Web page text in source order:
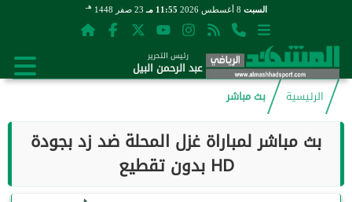
السبت 11:55 مـ 23 صفر 1448 هـ
رئيس التحرير
عبد الرحمن البيل
الرئيسية
بث مباشر
بث مباشر لمباراة غزل المحلة ضد زد بجودة
HD بدون تقطيع